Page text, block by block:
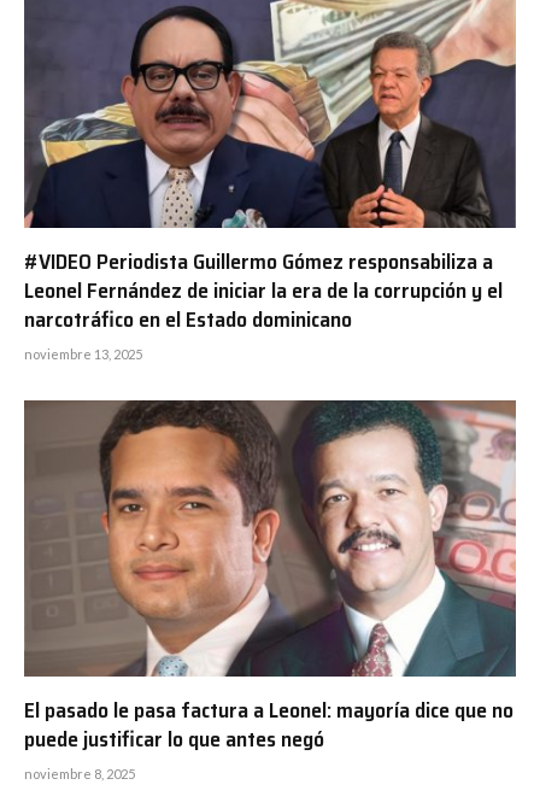
#VIDEO Periodista Guillermo Gómez responsabiliza a
Leonel Fernández de iniciar la era de la corrupción y el
narcotráfico en el Estado dominicano
noviembre 13, 2025
El pasado le pasa factura a Leonel: mayoría dice que no
puede justificar lo que antes negó
noviembre 8, 2025